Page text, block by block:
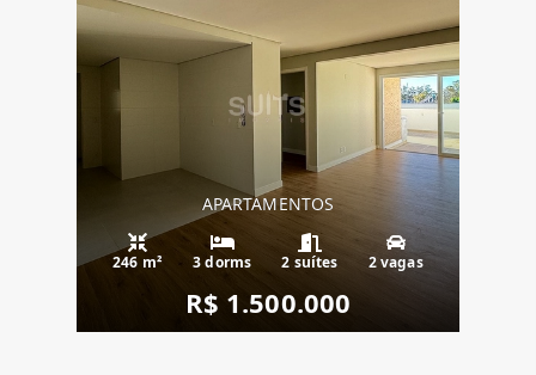
APARTAMENTOS
246 m² 3 dorms 2 suítes 2 vagas
R$ 1.500.000